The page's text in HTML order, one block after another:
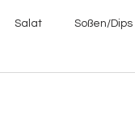
Salat Soßen/Dips